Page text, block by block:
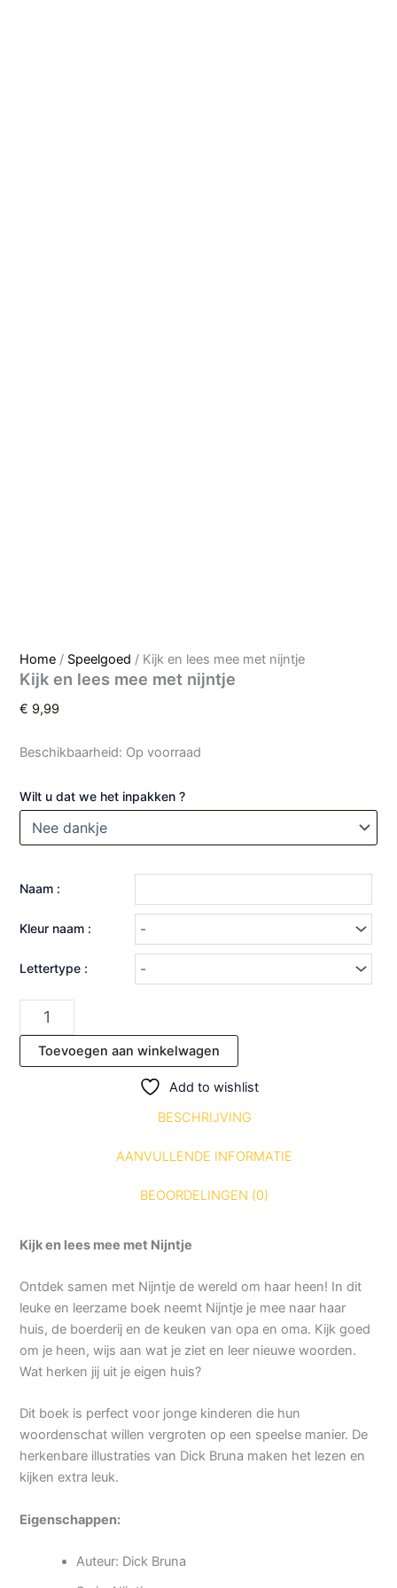
Home / Speelgoed / Kijk en lees mee met nijntje
Kijk en lees mee met nijntje
€ 9,99
Beschikbaarheid: Op voorraad
Wilt u dat we het inpakken ?
Naam :
Kleur naam :
Lettertype :
Toevoegen aan winkelwagen
Add to wishlist
BESCHRIJVING
AANVULLENDE INFORMATIE
BEOORDELINGEN (0)
Kijk en lees mee met Nijntje
Ontdek samen met Nijntje de wereld om haar heen! In dit
leuke en leerzame boek neemt Nijntje je mee naar haar
huis, de boerderij en de keuken van opa en oma. Kijk goed
om je heen, wijs aan wat je ziet en leer nieuwe woorden.
Wat herken jij uit je eigen huis?
Dit boek is perfect voor jonge kinderen die hun
woordenschat willen vergroten op een speelse manier. De
herkenbare illustraties van Dick Bruna maken het lezen en
kijken extra leuk.
Eigenschappen:
Auteur: Dick Bruna